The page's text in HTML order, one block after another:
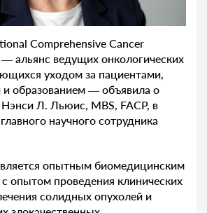
Comprehensive Cancer
альянс ведущих онкологических
уходом за пациентами,
и образованием — объявила о
Л. Льюис, MBS, FACP, в
научного сотрудника
опытным биомедицинским
опытом проведения клинических
солидных опухолей и